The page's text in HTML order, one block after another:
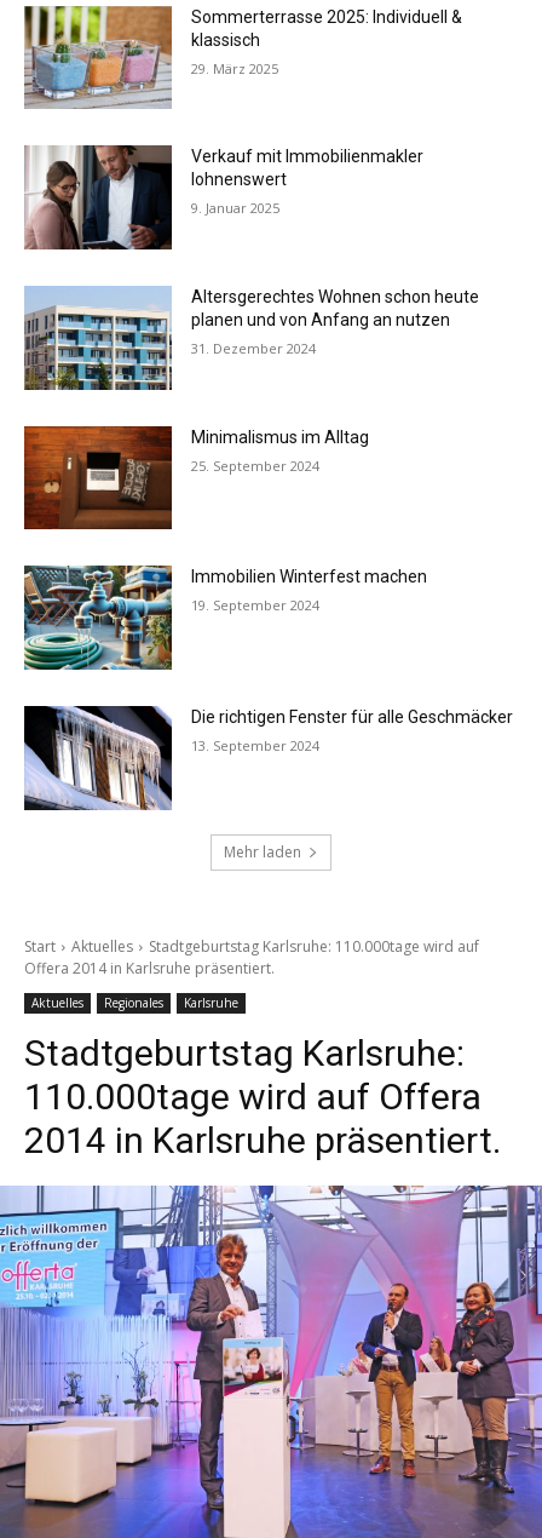
Sommerterrasse 2025: Individuell &
klassisch
29. März 2025
Verkauf mit Immobilienmakler
lohnenswert
9. Januar 2025
Altersgerechtes Wohnen schon heute
planen und von Anfang an nutzen
31. Dezember 2024
Minimalismus im Alltag
25. September 2024
Immobilien Winterfest machen
19. September 2024
Die richtigen Fenster für alle Geschmäcker
13. September 2024
Mehr laden